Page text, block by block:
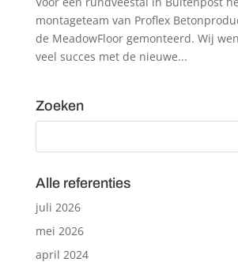
montageteam van Proflex
de MeadowFloor gemonteerd. Wij
veel succes met de nieuwe...
Zoeken
Alle referenties
juli 2026
mei 2026
april 2024